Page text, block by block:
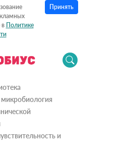
в Политике
Принять
и